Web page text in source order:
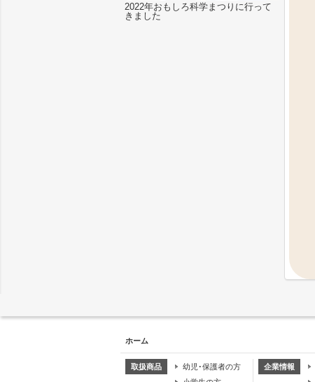
2022年おもしろ科学まつりに行って
きました
ホーム
取扱商品
幼児･保護者の方
企業情報